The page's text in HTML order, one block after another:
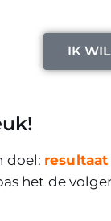
IK
doel:
het de